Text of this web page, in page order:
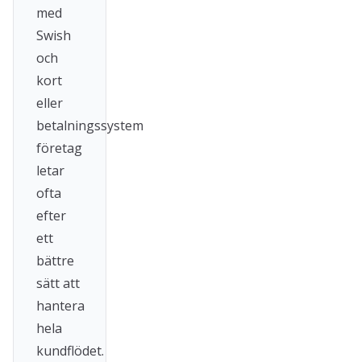
med
Swish
och
kort
eller
betalningssystem
företag
letar
ofta
efter
ett
bättre
sätt att
hantera
hela
kundflödet.